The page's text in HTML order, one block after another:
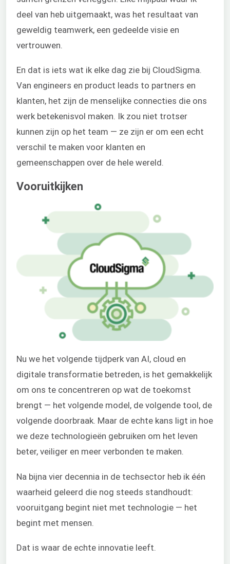
deel van heb uitgemaakt, was het resultaat van
geweldig teamwerk, een gedeelde visie en
vertrouwen.
En dat is iets wat ik elke dag zie bij CloudSigma.
Van engineers en product leads to partners en
klanten, het zijn de menselijke connecties die ons
werk betekenisvol maken. Ik zou niet trotser
kunnen zijn op het team — ze zijn er om een echt
verschil te maken voor klanten en
gemeenschappen over de hele wereld.
Vooruitkijken
Nu we het volgende tijdperk van AI, cloud en
digitale transformatie betreden, is het gemakkelijk
om ons te concentreren op wat de toekomst
brengt — het volgende model, de volgende tool, de
volgende doorbraak. Maar de echte kans ligt in hoe
we deze technologieën gebruiken om het leven
beter, veiliger en meer verbonden te maken.
Na bijna vier decennia in de techsector heb ik één
waarheid geleerd die nog steeds standhoudt:
vooruitgang begint niet met technologie — het
begint met mensen.
Dat is waar de echte innovatie leeft.